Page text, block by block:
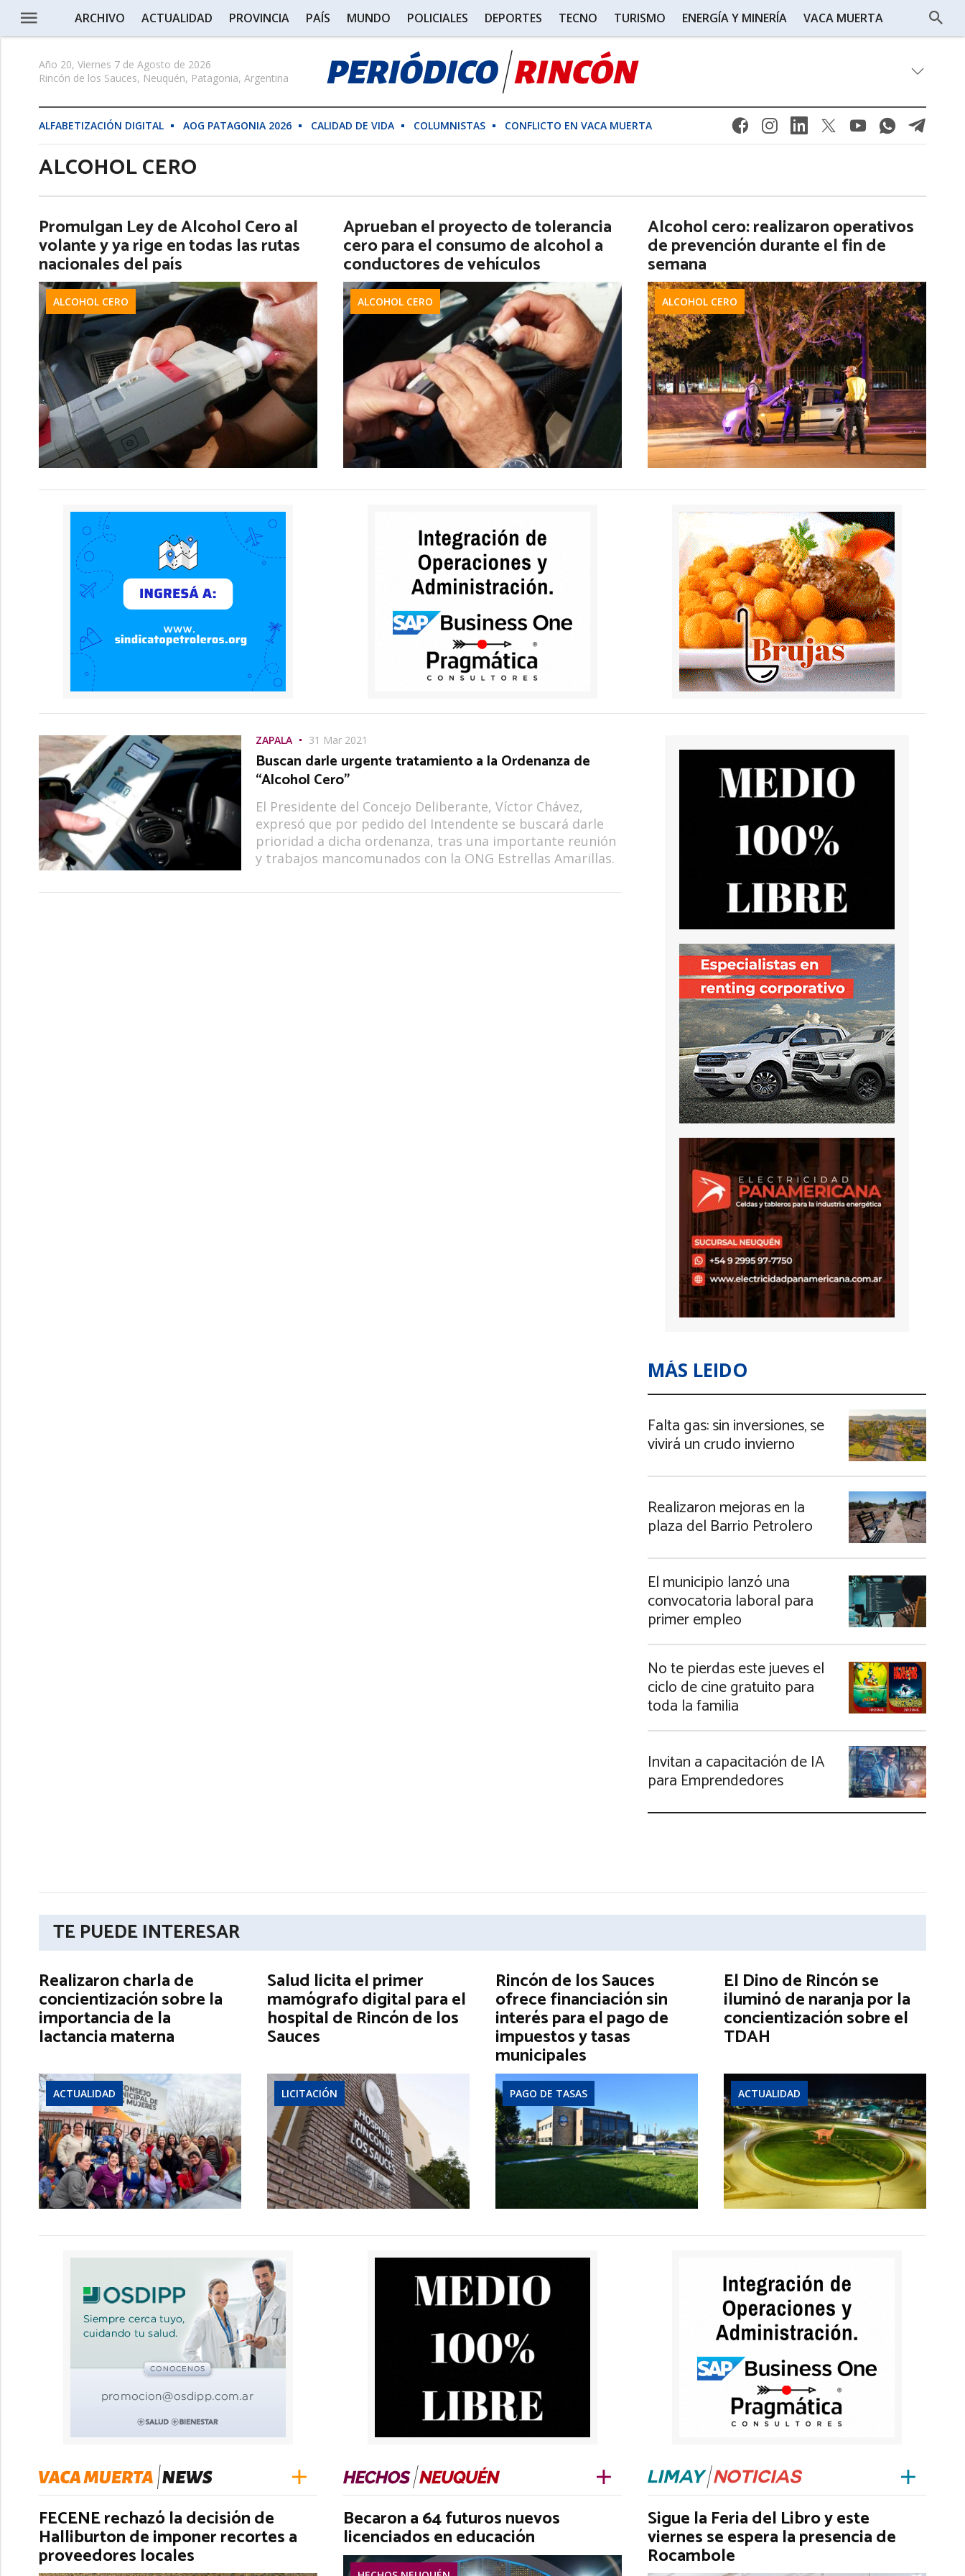
ARCHIVO ACTUALIDAD PROVINCIA PAÍS MUNDO POLICIALES DEPORTES TECNO TURISMO ENERGÍA Y MINERÍA VACA MUERTA
Año 20, Viernes 7 de Agosto de 2026
Rincón de los Sauces, Neuquén, Patagonia, Argentina
ALFABETIZACIÓN DIGITAL AOG PATAGONIA 2026 CALIDAD DE VIDA COLUMNISTAS CONFLICTO EN VACA MUERTA
ALCOHOL CERO
Promulgan Ley de Alcohol Cero al
volante y ya rige en todas las rutas
nacionales del país
ALCOHOL CERO
Aprueban el proyecto de tolerancia
cero para el consumo de alcohol a
conductores de vehículos
ALCOHOL CERO
Alcohol cero: realizaron operativos
de prevención durante el fin de
semana
ALCOHOL CERO
ZAPALA 31 Mar 2021
Buscan darle urgente tratamiento a la Ordenanza de
“Alcohol Cero”
El Presidente del Concejo Deliberante, Víctor Chávez,
expresó que por pedido del Intendente se buscará darle
prioridad a dicha ordenanza, tras una importante reunión
y trabajos mancomunados con la ONG Estrellas Amarillas.
MÁS LEIDO
Falta gas: sin inversiones, se
vivirá un crudo invierno
Realizaron mejoras en la
plaza del Barrio Petrolero
El municipio lanzó una
convocatoria laboral para
primer empleo
No te pierdas este jueves el
ciclo de cine gratuito para
toda la familia
Invitan a capacitación de IA
para Emprendedores
TE PUEDE INTERESAR
Realizaron charla de
concientización sobre la
importancia de la
lactancia materna
ACTUALIDAD
Salud licita el primer
mamógrafo digital para el
hospital de Rincón de los
Sauces
LICITACIÓN
Rincón de los Sauces
ofrece financiación sin
interés para el pago de
impuestos y tasas
municipales
PAGO DE TASAS
El Dino de Rincón se
iluminó de naranja por la
concientización sobre el
TDAH
ACTUALIDAD
FECENE rechazó la decisión de
Halliburton de imponer recortes a
proveedores locales
Becaron a 64 futuros nuevos
licenciados en educación
Sigue la Feria del Libro y este
viernes se espera la presencia de
Rocambole